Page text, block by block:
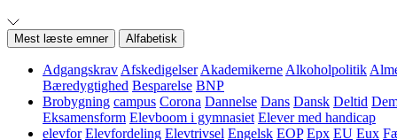
Mest læste emner Alfabetisk
Adgangskrav Afskedigelser Akademikerne Alkoholpolitik
Bæredygtighed Besparelse BNP
Brobygning campus Corona Dannelse Dans Dansk Deltid
Eksamensform Elevboom i gymnasiet Elever med handicap
elevfor Elevfordeling Elevtrivsel Engelsk EOP Epx EU Eux